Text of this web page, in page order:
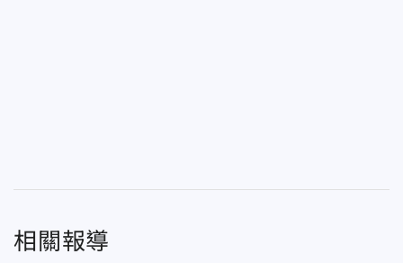
相關報導